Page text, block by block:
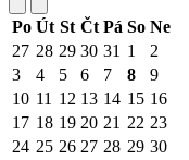
Po Út St Čt Pá So Ne
27 28 29 30 31 1
2
3
4 5 6 7 8
9
10 11 12 13 14 15 16
17 18 19 20 21 22 23
24 25 26 27 28 29 30